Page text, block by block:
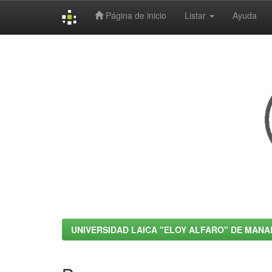
Página de inicio Listar Ayuda
UNIVERSIDAD LAICA "ELOY ALFARO" DE